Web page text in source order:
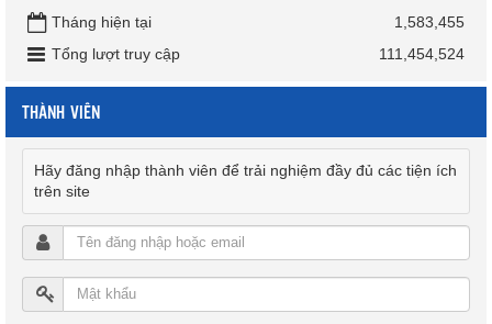
Tháng hiện tại
1,583,455
Tổng lượt truy cập
111,454,524
THÀNH VIÊN
Hãy đăng nhập thành viên để trải nghiệm đầy đủ các tiện ích
trên site